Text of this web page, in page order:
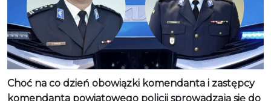
Choć na co dzień obowiązki komendanta i zastępcy
komendanta powiatowego policji sprowadzają się do